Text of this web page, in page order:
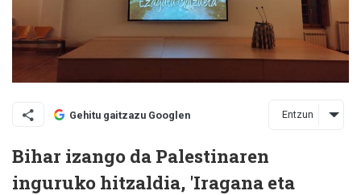
Gehitu gaitzazu Googlen Entzun
Bihar izango da Palestinaren
inguruko hitzaldia, 'Iragana eta